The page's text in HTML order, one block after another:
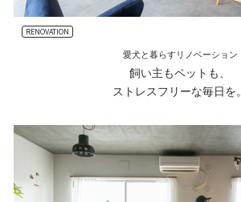
RENOVATION
愛犬と暮らすリノベーション
飼い主もペットも、
ストレスフリーな毎日を。